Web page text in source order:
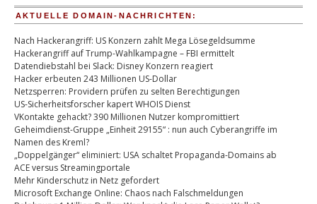
AKTUELLE DOMAIN-NACHRICHTEN:
Nach Hackerangriff: US Konzern zahlt Mega Lösegeldsumme
Hackerangriff auf Trump-Wahlkampagne – FBI ermittelt
Datendiebstahl bei Slack: Disney Konzern reagiert
Hacker erbeuten 243 Millionen US-Dollar
Netzsperren: Providern prüfen zu selten Berechtigungen
US-Sicherheitsforscher kapert WHOIS Dienst
VKontakte gehackt? 390 Millionen Nutzer kompromittiert
Geheimdienst-Gruppe „Einheit 29155“ : nun auch Cyberangriffe im
Namen des Kreml?
„Doppelgänger“ eliminiert: USA schaltet Propaganda-Domains ab
ACE versus Streamingportale
Mehr Kinderschutz in Netz gefordert
Microsoft Exchange Online: Chaos nach Falschmeldungen